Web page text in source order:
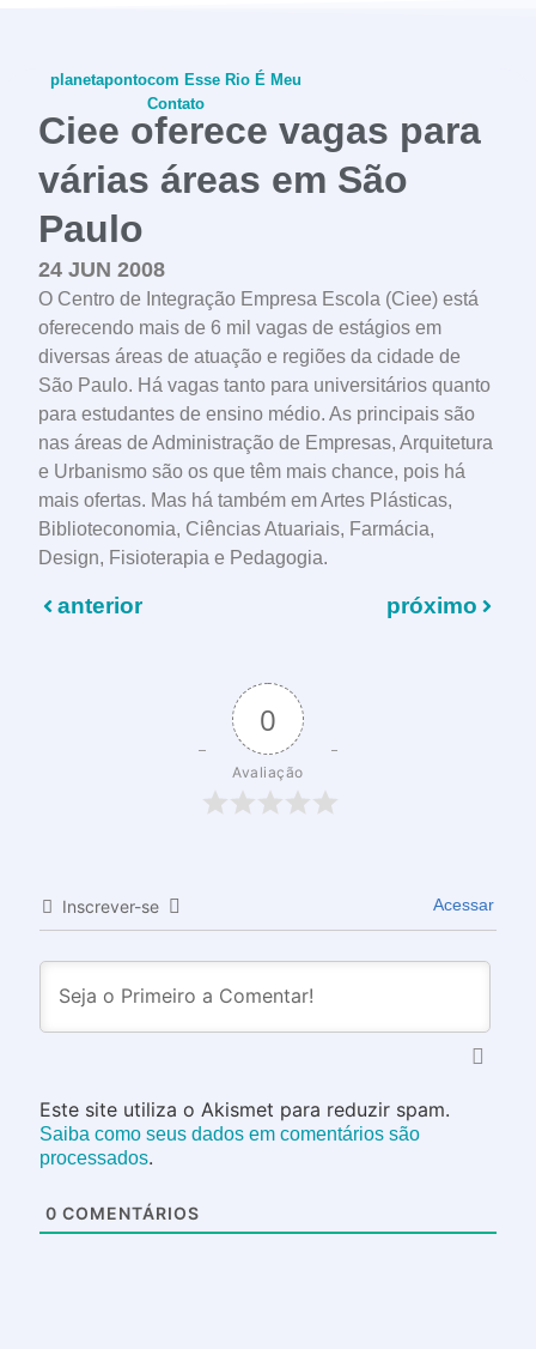
planetapontocom Esse Rio É Meu
Contato
Ciee oferece vagas para
várias áreas em São
Paulo
24 JUN 2008
O Centro de Integração Empresa Escola (Ciee) está
oferecendo mais de 6 mil vagas de estágios em
diversas áreas de atuação e regiões da cidade de
São Paulo. Há vagas tanto para universitários quanto
para estudantes de ensino médio. As principais são
nas áreas de Administração de Empresas, Arquitetura
e Urbanismo são os que têm mais chance, pois há
mais ofertas. Mas há também em Artes Plásticas,
Biblioteconomia, Ciências Atuariais, Farmácia,
Design, Fisioterapia e Pedagogia.
anterior próximo
0
Avaliação
Inscrever-se Acessar
Este site utiliza o Akismet para reduzir spam.
Saiba como seus dados em comentários são
processados.
0 COMENTÁRIOS